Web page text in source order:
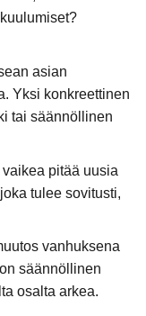
asian
Yksi konkreettinen
tai säännöllinen
pitää uusia
tulee sovitusti,
vanhuksena
säännöllinen
osalta arkea.